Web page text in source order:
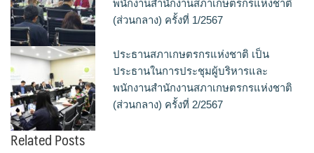
พนักงานสำนักงานสภาเกษตรกรแห่งชาติ
(ส่วนกลาง) ครั้งที่ 1/2567
ประธานสภาเกษตรกรแห่งชาติ เป็น
ประธานในการประชุมผู้บริหารและ
พนักงานสำนักงานสภาเกษตรกรแห่งชาติ
(ส่วนกลาง) ครั้งที่ 2/2567
Related Posts